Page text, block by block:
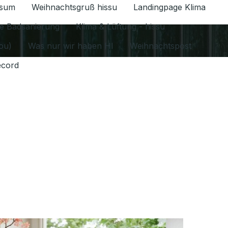
Datenschutz 1.6.2026 umschalten
Weihnachtsgruß hissu
Landingpage Klima
Badsanierung
Klima & Lüftung - hissu
Was nur wir haben HI
Weihnachtspost